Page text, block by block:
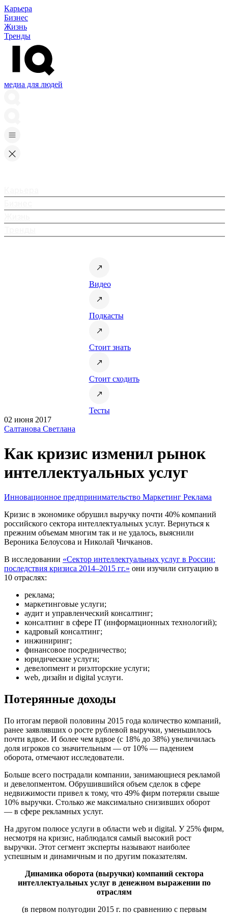
Карьера
Бизнес
Жизнь
Тренды
медиа для людей
Видео
Подкасты
Стоит знать
Стоит сходить
Тесты
02 июня 2017
Салтанова Светлана
Как кризис изменил рынок
интеллектуальных услуг
Инновационное предпринимательство Маркетинг Реклама
Кризис в экономике обрушил выручку почти 40% компаний
российского сектора интеллектуальных услуг. Вернуться к
прежним объемам многим так и не удалось, выяснили
Вероника Белоусова и Николай Чичканов.
В исследовании «Сектор интеллектуальных услуг в России:
последствия кризиса 2014–2015 гг.» они изучили ситуацию в
10 отраслях:
реклама;
маркетинговые услуги;
аудит и управленческий консалтинг;
консалтинг в сфере IT (информационных технологий);
кадровый консалтинг;
инжиниринг;
финансовое посредничество;
юридические услуги;
девелопмент и риэлторские услуги;
web, дизайн и digital услуги.
Потерянные доходы
По итогам первой половины 2015 года количество компаний,
ранее заявлявших о росте рублевой выручки, уменьшилось
почти вдвое. И более чем вдвое (с 18% до 38%) увеличилась
доля игроков со значительным — от 10% — падением
оборота, отмечают исследователи.
Больше всего пострадали компании, занимающиеся рекламой
и девелопментом. Обрушившийся объем сделок в сфере
недвижимости привел к тому, что 49% фирм потеряли свыше
10% выручки. Столько же максимально снизивших оборот
— в сфере рекламных услуг.
На другом полюсе услуги в области web и digital. У 25% фирм,
несмотря на кризис, наблюдался самый высокий рост
выручки. Этот сегмент эксперты называют наиболее
успешным и динамичным и по другим показателям.
Динамика оборота (выручки) компаний сектора
интеллектуальных услуг в денежном выражении по
отраслям
(в первом полугодии 2015 г. по сравнению с первым